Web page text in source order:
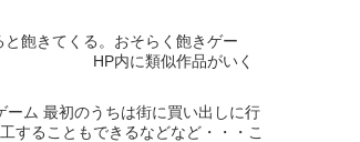
飽きてくる。おそらく飽きゲー
いく
ーム 最初のうちは街に買い出しに行
することもできるなどなど・・・こ